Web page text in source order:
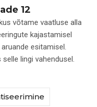
12
võtame vaatluse alla
kajastamisel
esitamisel.
lingi vahendusel.